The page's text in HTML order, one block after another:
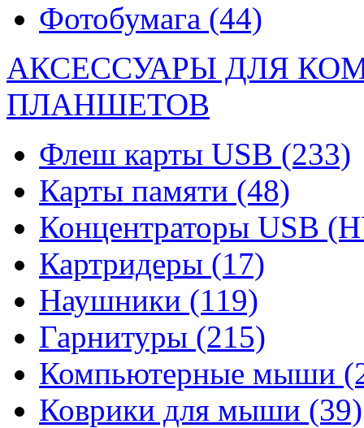
Фотобумага (44)
АКСЕССУАРЫ ДЛЯ
ПЛАНШЕТОВ
Флеш карты USB (233)
Карты памяти (48)
Концентраторы USB
Картридеры (17)
Наушники (119)
Гарнитуры (215)
Компьютерные мыши
Коврики для мыши (39)